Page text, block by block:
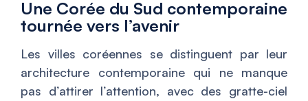
Une Corée du Sud contemporaine
tournée vers l’avenir
Les villes coréennes se distinguent par leur
architecture contemporaine qui ne manque
pas d’attirer l’attention, avec des gratte-ciel